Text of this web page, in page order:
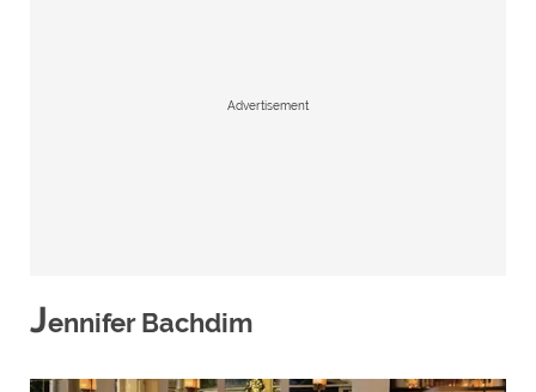
Advertisement
Jennifer Bachdim